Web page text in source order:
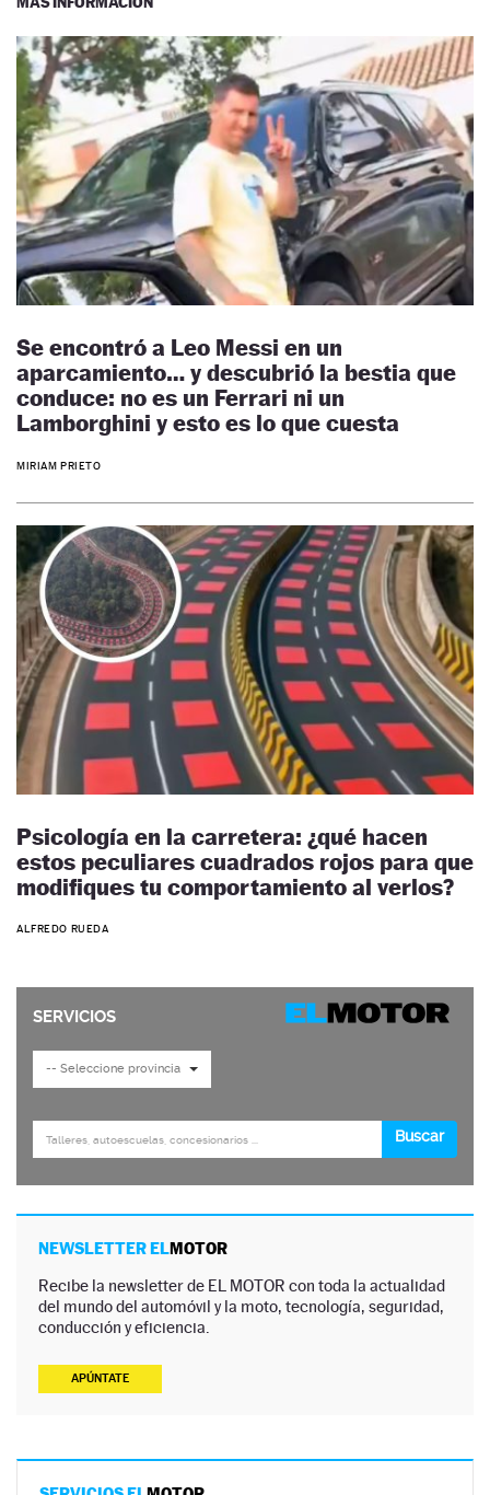
Se encontró a Leo Messi en un
aparcamiento… y descubrió la bestia que
conduce: no es un Ferrari ni un
Lamborghini y esto es lo que cuesta
MIRIAM PRIETO
Psicología en la carretera: ¿qué hacen
estos peculiares cuadrados rojos para que
modifiques tu comportamiento al verlos?
ALFREDO RUEDA
NEWSLETTER ELMOTOR
Recibe la newsletter de EL MOTOR con toda la actualidad
del mundo del automóvil y la moto, tecnología, seguridad,
conducción y eficiencia.
APÚNTATE